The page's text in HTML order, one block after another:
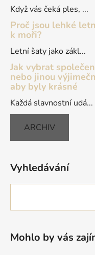
Když vás čeká ples, ...
Proč jsou lehké
k moři?
Letní šaty jako zákl...
Jak vybrat
nebo jinou
aby byly krásné
Každá slavnostní udá...
ARCHIV
Vyhledávání
Mohlo by vás